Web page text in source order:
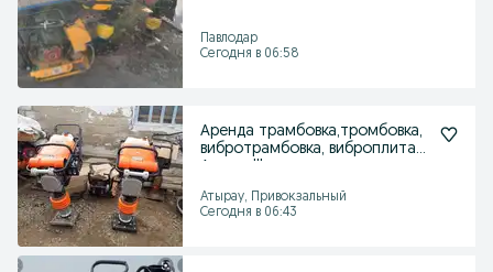
Павлодар
Сегодня в 06:58
Аренда трамбовка,тромбовка,
вибротрамбовка, виброплита в
Атырау, Привокзальный
Сегодня в 06:43